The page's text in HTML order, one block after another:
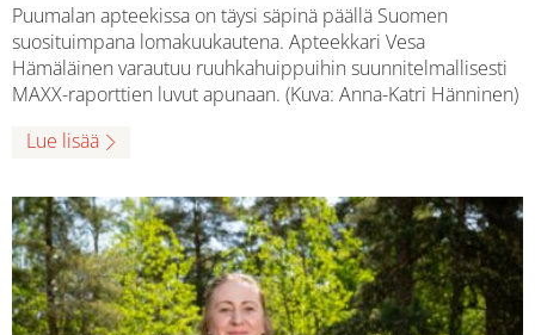
Puumalan apteekissa on täysi säpinä päällä Suomen
suosituimpana lomakuukautena. Apteekkari Vesa
Hämäläinen varautuu ruuhkahuippuihin suunnitelmallisesti
MAXX-raporttien luvut apunaan. (Kuva: Anna-Katri Hänninen)
Lue lisää